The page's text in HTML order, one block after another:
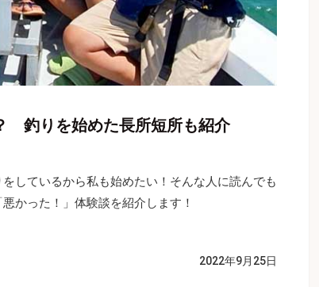
釣りを始めた長所短所も紹介
しているから私も始めたい！そんな人に読んでも
かった！」体験談を紹介します！
2022年9月25日